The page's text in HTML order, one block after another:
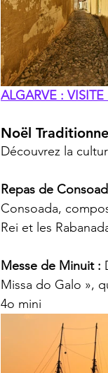
ALGARVE :
Noël
Découvrez la
Repas de
Consoada,
Rei et les
Messe de Minuit :
Missa do Galo »,
4o mini